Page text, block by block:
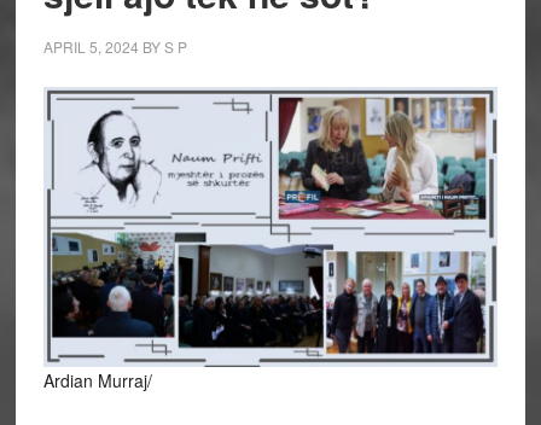
APRIL 5, 2024 BYS P
Ardian Murraj/